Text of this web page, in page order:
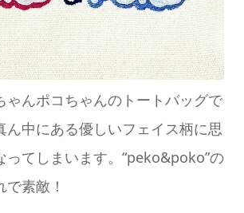
ゃんポコちゃんのトートバッグで
ん中にある優しいフェイス柄に思
ってしまいます。“peko&poko”の
素敵！